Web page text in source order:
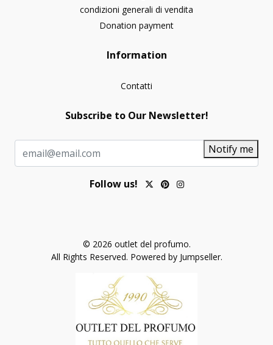
condizioni generali di vendita
Donation payment
Information
Contatti
Subscribe to Our Newsletter!
Notify me
Follow us!
© 2026 outlet del profumo.
All Rights Reserved. Powered by Jumpseller.